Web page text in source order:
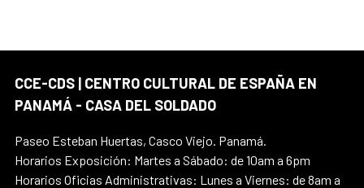
CCE-CDS | CENTRO CULTURAL DE ESPAÑA EN
PANAMÁ - CASA DEL SOLDADO
Paseo Esteban Huertas, Casco Viejo. Panamá.
Horarios Exposición: Martes a Sábado: de 10am a 6pm
Horarios Oficias Administrativas: Lunes a Viernes: de 8am a